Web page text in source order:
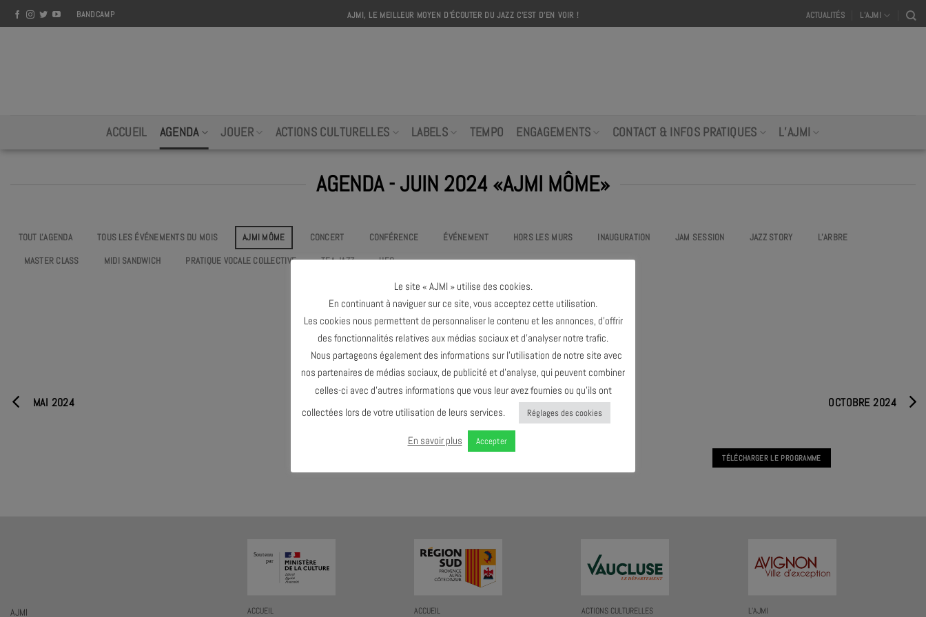
Skip
to
BANDCAMP AJMI, LE MEILLEUR MOYEN D'ÉCOUTER DU JAZZ C'EST D'EN VOIR ! ACTUALITÉS L’AJMI
ACCUEIL AGENDA JOUER ACTIONS CULTURELLES LABELS TEMPO ENGAGEMENTS CONTACT & INFOS PRATIQUES L’AJMI
AGENDA - JUIN 2024 «AJMI MÔME»
TOUT L'AGENDA TOUS LES ÉVÉNEMENTS DU MOIS AJMI MÔME CONCERT CONFÉRENCE ÉVÉNEMENT HORS LES MURS INAUGURATION JAM SESSION JAZZ STORY
L’ARBRE
MASTER CLASS
MIDI SANDWICH PRATIQUE VOCALE COLLECTIVE TEA JAZZ UEO
Pas d'événement«ajmi môme»à venir ce mois
Le dernier événement de l'agenda :Octobre 2024
MAI 2024 OCTOBRE 2024
TÉLÉCHARGER LE PROGRAMME
AJMI ACCUEIL ACCUEIL ACTIONS CULTURELLES L’AJMI
Le site « AJMI » utilise des cookies.
En continuant à naviguer sur ce site, vous acceptez cette utilisation.
Les cookies nous permettent de personnaliser le contenu et les annonces, d’offrir
des fonctionnalités relatives aux médias sociaux et d’analyser notre trafic.
Nous partageons également des informations sur l’utilisation de notre site avec
nos partenaires de médias sociaux, de publicité et d’analyse, qui peuvent combiner
celles-ci avec d’autres informations que vous leur avez fournies ou qu’ils ont
collectées lors de votre utilisation de leurs services.
Réglages des cookies
En savoir plus Accepter